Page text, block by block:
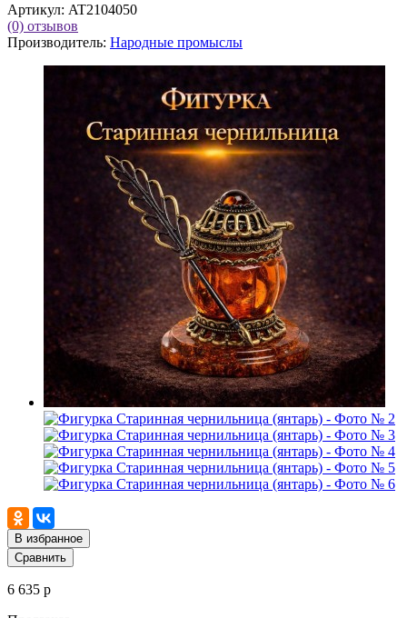
Артикул: AT2104050
(0) отзывов
Производитель: Народные промыслы
В избранное
Сравнить
6 635 р